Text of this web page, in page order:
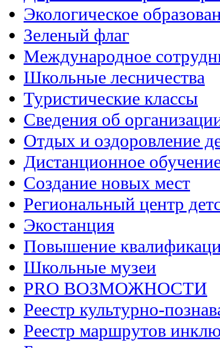
Экологическое
Зеленый флаг
Международное
Школьные лесничества
Туристические классы
Сведения об
Отдых и оздоровление
Дистанционное
Создание новых мест
Региональный центр
Экостанция
Повышение
Школьные музеи
PRO ВОЗМОЖНОСТИ
Реестр культурно-
Реестр маршрутов